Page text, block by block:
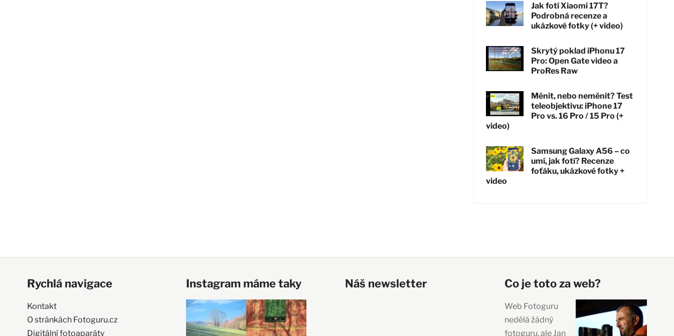
Jak fotí Xiaomi 17T?
Podrobná recenze a
ukázkové fotky (+ video)
Skrytý poklad iPhonu 17
Pro: Open Gate video a
ProRes Raw
Měnit, nebo neměnit? Test
teleobjektivu: iPhone 17
Pro vs. 16 Pro / 15 Pro (+
video)
Samsung Galaxy A56 – co
umí, jak fotí? Recenze
foťáku, ukázkové fotky +
video
Rychlá navigace
Kontakt
O stránkách Fotoguru.cz
Digitální fotoaparáty
Instagram máme taky Náš newsletter Co je toto za web?
Web Fotoguru
nedělá žádný
fotoguru, ale Jan